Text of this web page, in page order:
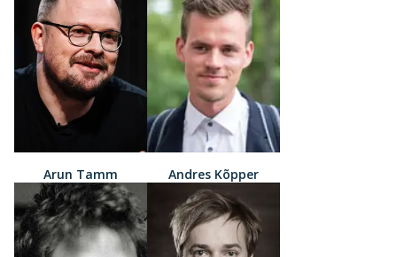
Arun Tamm Andres Kõpper